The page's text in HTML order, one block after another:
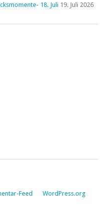
18. Juli 19. Juli 2026
Feed WordPress.org